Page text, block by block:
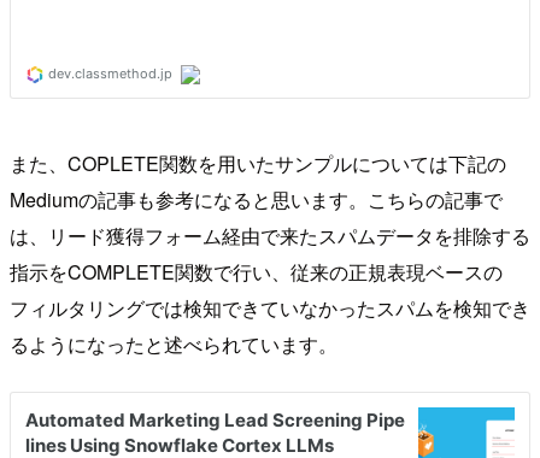
また、COPLETE関数を用いたサンプルについては下記の
Mediumの記事も参考になると思います。こちらの記事で
は、リード獲得フォーム経由で来たスパムデータを排除する
指示をCOMPLETE関数で行い、従来の正規表現ベースの
フィルタリングでは検知できていなかったスパムを検知でき
るようになったと述べられています。